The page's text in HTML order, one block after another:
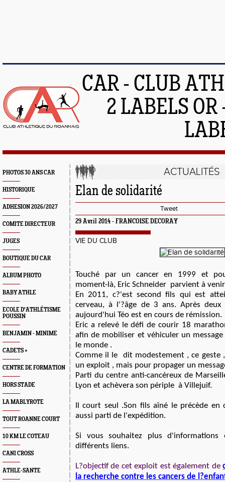
CAR - CLUB
2 LABELS
PHOTOS 30 ANS CAR
HISTORIQUE
ADHESION 2026/2027
COMITE DIRECTEUR
JUGES
BOUTIQUE DU CAR
ALBUM PHOTO
BABY ATHLE
ECOLE D'ATHLÉTISME
POUSSIN
BENJAMIN - MINIME
CADETS +
CENTRE DE FORMATION
HORS STADE
LA MABLYROTE
TOUT ROANNE COURT
10 KM LE COTEAU
CANI CROSS
ATHLE-SANTE
ACTUALITÉS
Elan de solidarité
Tweet
29 Avril 2014 - FRANCOISE DECORAY
VIE DU CLUB
Touché par un cancer en 1999 et
moment-là, Eric Schneider parvient à
En 2011, c?'est second fils qui est
cerveau, à l'?âge de 3 ans. Après deux
aujourd'hui Téo est en cours de rémission.
Eric a relevé le défi de courir 18
afin de mobiliser et véhiculer un
le monde .
Comme il le dit modestement , ce geste
un exploit , mais pour propager un
Parti du centre anti-cancéreux de
Lyon et achèvera son périple à Villejuif.
Il court seul .Son fils aîné le précède en
aussi parti de l'expédition.
Si vous souhaitez plus
différents liens.
L?objectif de cet exploit est également de
la recherche contre les cancers de